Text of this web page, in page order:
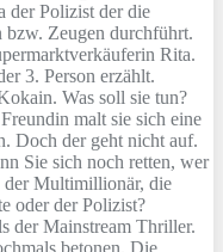
der Polizist der die
Zeugen durchführt.
Rita.
3. Person erzählt.
Was soll sie tun?
malt sie sich eine
Doch der geht nicht auf.
Sie sich noch retten, wer
der Multimillionär, die
oder der Polizist?
der Mainstream Thriller.
betonen. Die